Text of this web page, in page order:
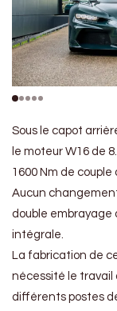
Sous le capot
le moteur W16 de
1600 Nm de
Aucun
double embrayage
intégrale.
La fabrication de
nécessité le travail
différents postes